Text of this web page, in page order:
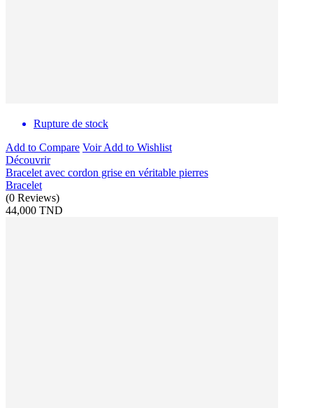
Rupture de stock
Add to Compare VoirAdd to Wishlist
Découvrir
Bracelet avec cordon grise en véritable pierres
Bracelet
(0 Reviews)
44,000 TND